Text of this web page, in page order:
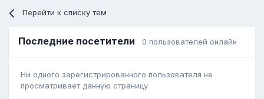
Перейти к списку тем
Последние посетители 0 пользователей онлайн
Ни одного зарегистрированного пользователя не
просматривает данную страницу